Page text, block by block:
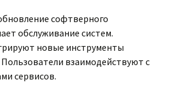
софтверного
обслуживание систем.
новые инструменты
взаимодействуют с
сервисов.